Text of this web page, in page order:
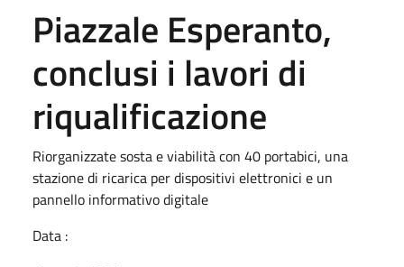
Piazzale Esperanto,
conclusi i lavori di
riqualificazione
Riorganizzate sosta e viabilità con 40 portabici, una
stazione di ricarica per dispositivi elettronici e un
pannello informativo digitale
Data :